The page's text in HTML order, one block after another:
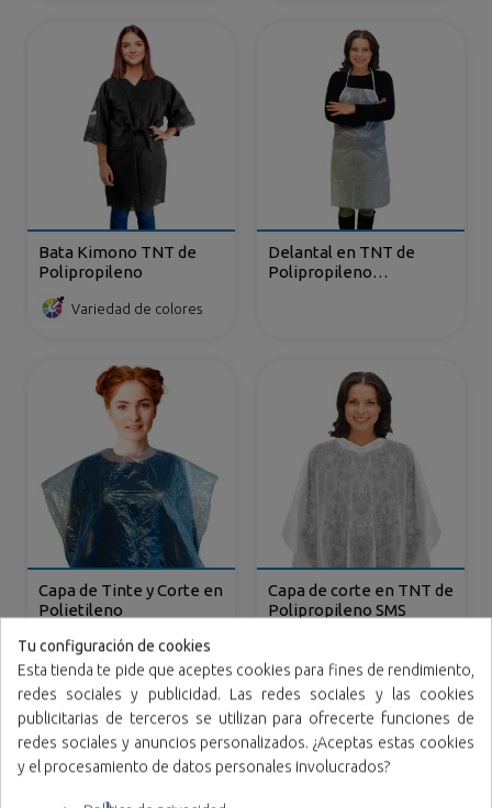
Bata Kimono TNT de
Polipropileno
Variedad de colores
Delantal en TNT de
Polipropileno
Capa de Tinte y Corte en
Polietileno
Variedad de colores
Capa de corte en TNT de
Polipropileno SMS
Tu configuración de cookies
Esta tienda te pide que aceptes cookies para fines de rendimiento,
redes sociales y publicidad. Las redes sociales y las cookies
publicitarias de terceros se utilizan para ofrecerte funciones de
redes sociales y anuncios personalizados. ¿Aceptas estas cookies
y el procesamiento de datos personales involucrados?